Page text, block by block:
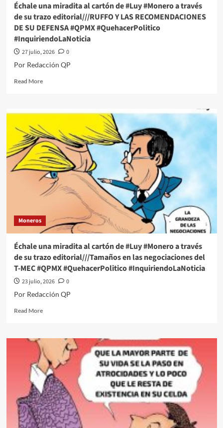
#QPMX
#QuehacerPolitico
#InquiriendoLaNoticia
Échale una miradita al cartón de #Luy #Monero a través
de su trazo editorial///RUFFO Y LAS RECOMENDACIONES
DE SU DEFENSA #QPMX #QuehacerPolitico
#InquiriendoLaNoticia
27 julio, 2026
0
Por Redacción QP
Read MoreRead
miradita
al
cartón
de
#Luy
#Monero
través
trazo
editorial///RUFFO
LAS
RECOMENDACIONES
DE
SU
#QPMX
Moneros
Échale una miradita al cartón de #Luy #Monero a través
de su trazo editorial///Tamaños en las negociaciones del
T-MEC #QPMX #QuehacerPolitico #InquiriendoLaNoticia
23 julio, 2026
0
Por Redacción QP
Read MoreRead
Échale
una
miradita
al
cartón
de
#Luy
#Monero
a
través